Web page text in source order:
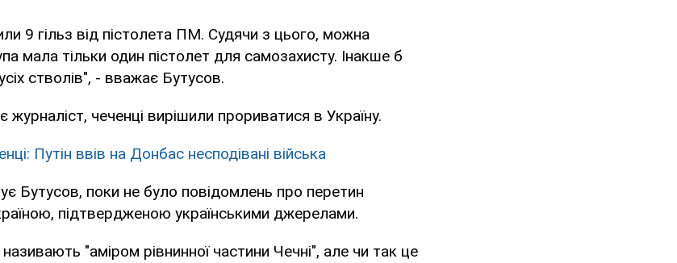
9 гільз від пістолета ПМ. Судячи з цього, можна
мала тільки один пістолет для самозахисту. Інакше б
стволів", - вважає Бутусов.
журналіст, чеченці вирішили прориватися в Україну.
Путін ввів на Донбас несподівані війська
Бутусов, поки не було повідомлень про перетин
підтвердженою українськими джерелами.
"аміром рівнинної частини Чечні", але чи так це